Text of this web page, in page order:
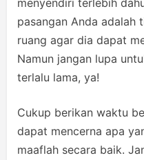
pasangan Anda adalah
ruang agar dia dapat
Namun jangan lupa
terlalu lama, ya!
Cukup berikan waktu
dapat mencerna apa
maaflah secara baik.